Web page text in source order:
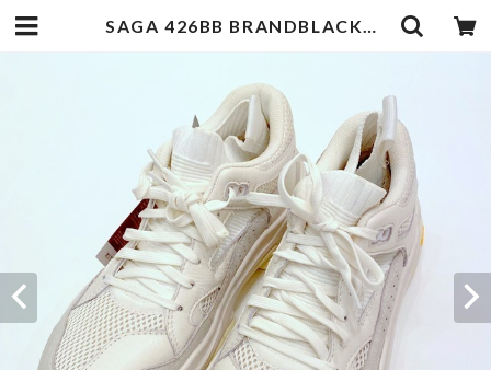
SAGA 426BB BRANDBLACK White | 武蔵小杉のセレクトショップ【ナクール】-nakool-